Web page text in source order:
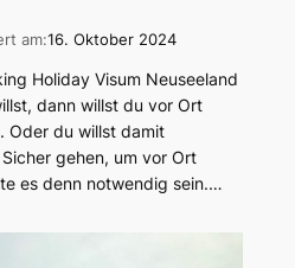
am:16. Oktober 2024
Holiday Visum Neuseeland
dann willst du vor Ort
Oder du willst damit
gehen, um vor Ort
es denn notwendig sein.…